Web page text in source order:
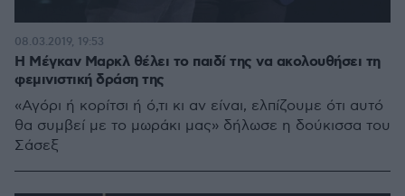
Η Μέγκαν Μαρκλ θέλει το παιδί της να ακολουθήσει τη
φεμινιστική δράση της
«Αγόρι ή κορίτσι ή ό,τι κι αν είναι, ελπίζουμε ότι αυτό
θα συμβεί με το μωράκι μας» δήλωσε η δούκισσα του
Σάσεξ
08.03.2019, 19:53